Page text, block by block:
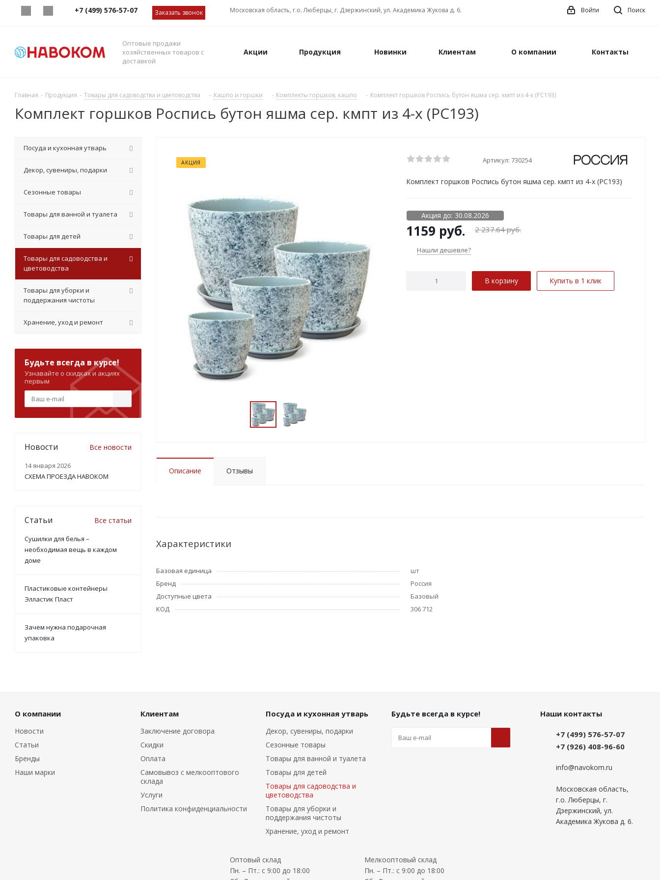
+7 (499) 576-57-07 Заказать звонок Московская область, г.о. Люберцы, г. Дзержинский, ул. Академика Жукова д. 6. Поиск
Войти
Оптовые продажи
хозяйственных товаров с
доставкой
Акции Продукция Новинки Клиентам О компании Контакты
Главная - Продукция - Товары для садоводства и цветоводства - Кашпо и горшки - Комплекты горшков, кашпо - Комплект горшков Роспись бутон яшма сер. кмпт из 4-х (РС193)
Комплект горшков Роспись бутон яшма сер. кмпт из 4-х (РС193)
АКЦИЯ Артикул: 730254
Комплект горшков Роспись бутон яшма сер. кмпт из 4-х (РС193)
Акция до: 30.08.2026
1159 руб. 2 237.64руб.
Нашли дешевле?
В корзину Купить в 1 клик
Описание Отзывы
Характеристики
Базовая единица
шт
Бренд
Россия
Доступные цвета
Базовый
КОД
306 712
Посуда и кухонная утварь
Декор, сувениры, подарки
Сезонные товары
Товары для ванной и туалета
Товары для детей
Товары для садоводства и
цветоводства
Товары для уборки и
поддержания чистоты
Хранение, уход и ремонт
Будьте всегда в курсе!
Узнавайте о скидках и акциях
первым
Новости Все новости
14 января 2026
СХЕМА ПРОЕЗДА НАВОКОМ
Статьи Все статьи
Сушилки для белья –
необходимая вещь в каждом
доме
Пластиковые контейнеры
Элластик Пласт
Зачем нужна подарочная
упаковка
О компании
Новости
Статьи
Бренды
Наши марки
Клиентам
Заключение договора
Скидки
Оплата
Самовывоз с мелкооптового
склада
Услуги
Политика конфиденциальности
Посуда и кухонная утварь
Декор, сувениры, подарки
Сезонные товары
Товары для ванной и туалета
Товары для детей
Товары для садоводства и
цветоводства
Товары для уборки и
поддержания чистоты
Хранение, уход и ремонт
Будьте всегда в курсе! Наши контакты
+7 (499) 576-57-07
+7 (926) 408-96-60
info@navokom.ru
Московская область,
г.о. Люберцы, г.
Дзержинский, ул.
Академика Жукова д. 6.
Оптовый склад
Пн. – Пт.: с 9:00 до 18:00
Мелкооптовый склад
Пн. – Пт.: с 9:00 до 18:00